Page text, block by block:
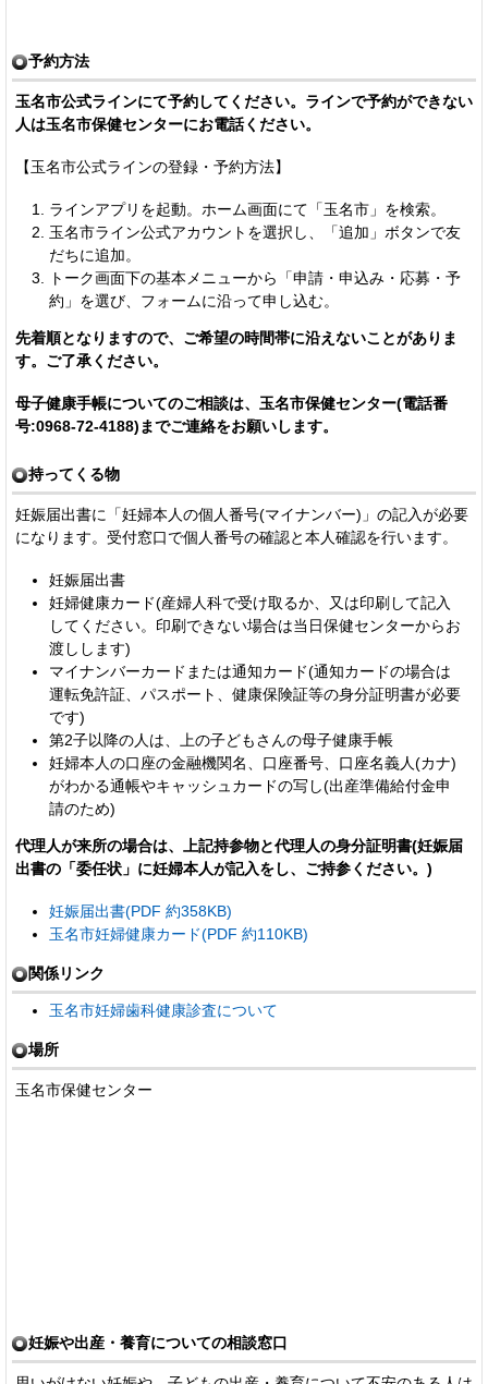
予約方法
玉名市公式ラインにて予約してください。ラインで予約ができない
人は玉名市保健センターにお電話ください。
【玉名市公式ラインの登録・予約方法】
ラインアプリを起動。ホーム画面にて「玉名市」を検索。
玉名市ライン公式アカウントを選択し、「追加」ボタンで友
だちに追加。
トーク画面下の基本メニューから「申請・申込み・応募・予
約」を選び、フォームに沿って申し込む。
先着順となりますので、ご希望の時間帯に沿えないことがありま
す。ご了承ください。
母子健康手帳についてのご相談は、玉名市保健センター(電話番
号:0968-72-4188)までご連絡をお願いします。
持ってくる物
妊娠届出書に「妊婦本人の個人番号(マイナンバー)」の記入が必要
になります。受付窓口で個人番号の確認と本人確認を行います。
妊娠届出書
妊婦健康カード(産婦人科で受け取るか、又は印刷して記入
してください。印刷できない場合は当日保健センターからお
渡しします)
マイナンバーカードまたは通知カード(通知カードの場合は
運転免許証、パスポート、健康保険証等の身分証明書が必要
です)
第2子以降の人は、上の子どもさんの母子健康手帳
妊婦本人の口座の金融機関名、口座番号、口座名義人(カナ)
がわかる通帳やキャッシュカードの写し(出産準備給付金申
請のため)
代理人が来所の場合は、上記持参物と代理人の身分証明書(妊娠届
出書の「委任状」に妊婦本人が記入をし、ご持参ください。)
妊娠届出書(PDF 約358KB)
玉名市妊婦健康カード(PDF 約110KB)
関係リンク
玉名市妊婦歯科健康診査について
場所
玉名市保健センター
妊娠や出産・養育についての相談窓口